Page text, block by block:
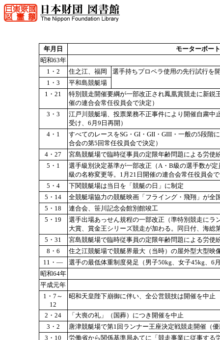
年月日
モーターボー
昭和63年
1・2
住之江、福岡
選手持ちプロペラ使用の先行試行を
1・3
平和島競艇場
1・21
特別競走開催要綱が一部改正され鳳凰賞競走に新
催の連合会常任役員会で決定）
3・3
江戸川競艇場、投票業務不正事件により開催自粛中
受け、6月9日再開）
4・1
すべてのレースをSG・GI・GII・GIII・一般の5段階
合会の第5回常任役員会で決定）
4・27
宮島競艇場で臨時従事員の定限年齢問題による労使
5・1
選手級別決定基準が一部改正（A・B級の選手数が
級の名称変更等。1月21日開催の連合会常任役員会
5・4
下関競艇場は当日を「競艇の日」に制定
5・14
全競艇場協力の競艇映画「フライング・飛翔」が全
5・18
連合会、笹川記念会館別館竣工
5・19
選手出場あっせん規程の一部改正（準特別競走に
大賞、賞金王シリーズ競走が加わる。同日付、海総
5・31
宮島競艇場で臨時従事員の定限年齢問題による労使
8・6
住之江競艇場で競艇界最大（当時）の屋外型大型映
11・―
選手の最低体重制度発足（男子50kg、女子45kg、6
昭和64年
平成元年
1・7～
12
昭和天皇陛下崩御に伴い、全公営競技は開催を中止
2・24
「大喪の礼」（国葬）につき開催を中止
3・2
唐津競艇場で第1回ランナー王座決定戦競走開催（
3・10
労働省から関係基準局あてに「競走事業に従事す